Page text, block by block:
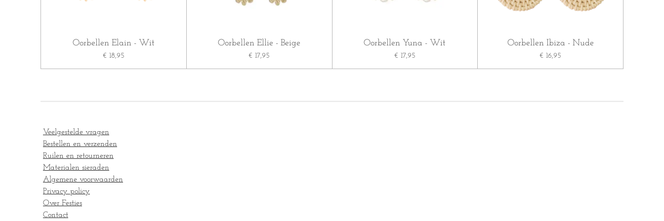
Oorbellen Elain - Wit
€ 18,95
Oorbellen Ellie - Beige
€ 17,95
Oorbellen Yuna - Wit
€ 17,95
Oorbellen Ibiza - Nude
€ 16,95
Veelgestelde vragen
Bestellen en verzenden
Ruilen en retourneren
Materialen sieraden
Algemene voorwaarden
Privacy policy
Over Festies
Contact